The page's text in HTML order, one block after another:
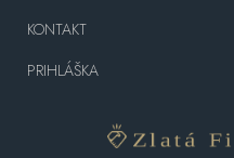
KONTAKT
PRIHLÁŠKA